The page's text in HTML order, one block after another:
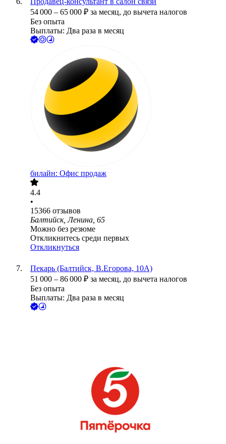
54 000 – 65 000 ₽ за месяц, до вычета налогов
Без опыта
Выплаты: Два раза в месяц
билайн: Офис продаж
4.4
•
15366 отзывов
Балтийск, Ленина, 65
Можно без резюме
Откликнитесь среди первых
Откликнуться
Пекарь (Балтийск, В.Егорова, 10А)
51 000 – 86 000 ₽ за месяц, до вычета налогов
Без опыта
Выплаты: Два раза в месяц